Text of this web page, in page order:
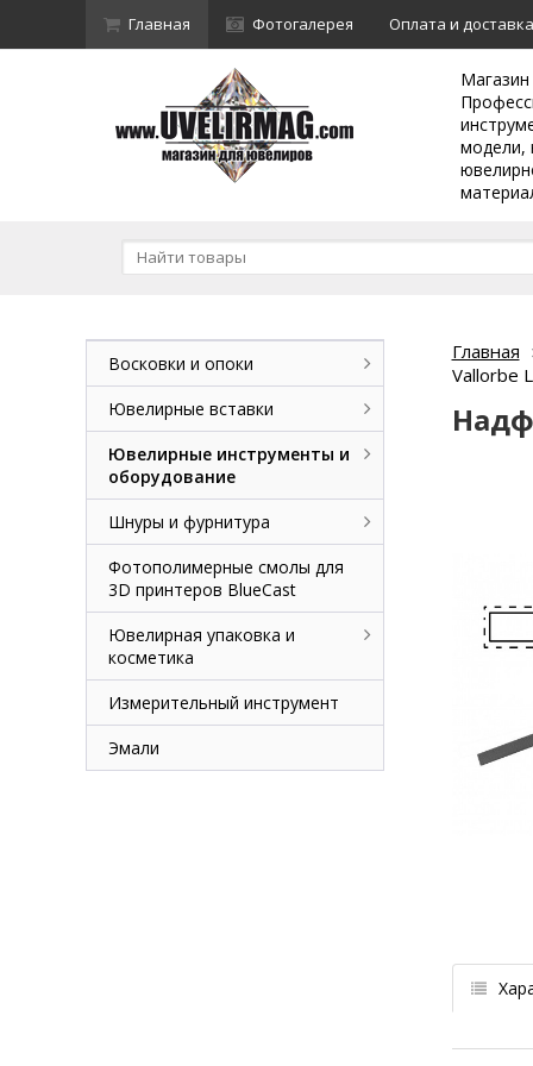
Главная Фотогалерея Оплата и доставка
модели,
Главная
Vallorbe
Восковки и опоки
Ювелирные вставки
Ювелирные инструменты и
оборудование
Шнуры и фурнитура
Фотополимерные смолы для
3D принтеров BlueCast
Ювелирная упаковка и
косметика
Измерительный инструмент
Эмали